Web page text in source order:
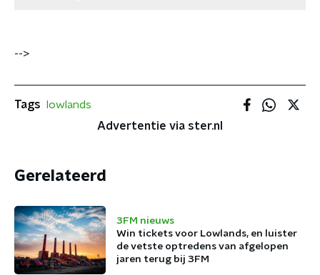
-->
Tags
lowlands
Advertentie via ster.nl
Gerelateerd
3FM nieuws
Win tickets voor Lowlands, en luister
de vetste optredens van afgelopen
jaren terug bij 3FM